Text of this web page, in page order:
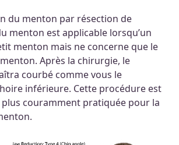
du menton par résection de
menton est applicable lorsqu’un
menton mais ne concerne que le
menton. Après la chirurgie, le
courbé comme vous le
inférieure. Cette procédure est
couramment pratiquée pour la